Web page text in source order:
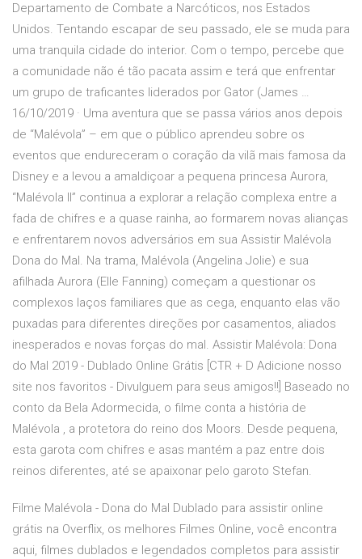
Departamento de Combate a Narcóticos, nos Estados
Unidos. Tentando escapar de seu passado, ele se muda para
uma tranquila cidade do interior. Com o tempo, percebe que
a comunidade não é tão pacata assim e terá que enfrentar
um grupo de traficantes liderados por Gator (James …
16/10/2019 · Uma aventura que se passa vários anos depois
de “Malévola” – em que o público aprendeu sobre os
eventos que endureceram o coração da vilã mais famosa da
Disney e a levou a amaldiçoar a pequena princesa Aurora,
“Malévola II” continua a explorar a relação complexa entre a
fada de chifres e a quase rainha, ao formarem novas alianças
e enfrentarem novos adversários em sua Assistir Malévola
Dona do Mal. Na trama, Malévola (Angelina Jolie) e sua
afilhada Aurora (Elle Fanning) começam a questionar os
complexos laços familiares que as cega, enquanto elas vão
puxadas para diferentes direções por casamentos, aliados
inesperados e novas forças do mal. Assistir Malévola: Dona
do Mal 2019 - Dublado Online Grátis [CTR + D Adicione nosso
site nos favoritos - Divulguem para seus amigos!!] Baseado no
conto da Bela Adormecida, o filme conta a história de
Malévola , a protetora do reino dos Moors. Desde pequena,
esta garota com chifres e asas mantém a paz entre dois
reinos diferentes, até se apaixonar pelo garoto Stefan.
Filme Malévola - Dona do Mal Dublado para assistir online
grátis na Overflix, os melhores Filmes Online, você encontra
aqui, filmes dublados e legendados completos para assistir